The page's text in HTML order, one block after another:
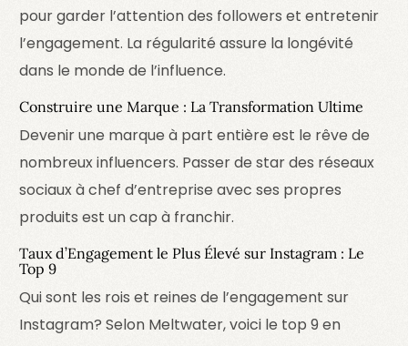
pour garder l’attention des followers et entretenir
l’engagement. La régularité assure la longévité
dans le monde de l’influence.
Construire une Marque : La Transformation Ultime
Devenir une marque à part entière est le rêve de
nombreux influencers. Passer de star des réseaux
sociaux à chef d’entreprise avec ses propres
produits est un cap à franchir.
Taux d’Engagement le Plus Élevé sur Instagram : Le
Top 9
Qui sont les rois et reines de l’engagement sur
Instagram? Selon Meltwater, voici le top 9 en